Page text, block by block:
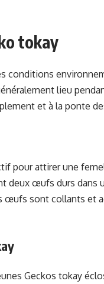
tokay
conditions
lieu
et à la ponte
pour attirer une
deux œufs durs dans
œufs sont collants et
Geckos tokay